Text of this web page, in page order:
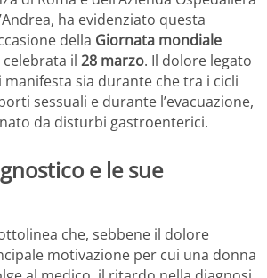
ha evidenziato questa
della Giornata mondiale
celebrata il 28 marzo. Il dolore legato
manifesta sia durante che tra i cicli
sessuali e durante l’evacuazione,
da disturbi gastroenterici.
e le sue
che, sebbene il dolore
motivazione per cui una donna